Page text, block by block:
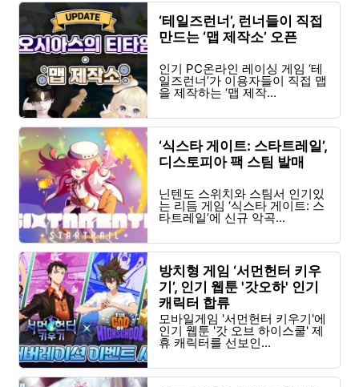
‘테일즈런너’, 런너들이 직접
만드는 ‘맵 제작소’ 오픈
인기 PC온라인 레이싱 게임 ‘테
일즈런너’가 이용자들이 직접 맵
을 제작하는 ‘맵 제작...
‘식스타 게이트: 스타트레일’,
디스토피아 팩 스팀 발매
닌텐도 스위치와 스팀서 인기있
는 리듬 게임 ‘식스타 게이트: 스
타트레일’에 신규 악곡...
방치형 게임 ‘서먼헌터 키우
기’, 인기 웹툰 '갓오하' 인기
캐릭터 합류
모바일게임 '서먼헌터 키우기'에
인기 웹툰 '갓 오브 하이스쿨' 제
휴 캐릭터를 선보인...